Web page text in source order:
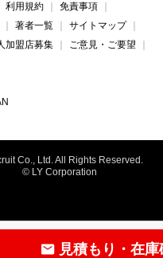
見積もり・在庫
利用規約
免責事項
著者一覧
サイトマップ
加盟店募集
ご意見・ご要望
Co., Ltd. All Rights Reserved.
© LY Corporation